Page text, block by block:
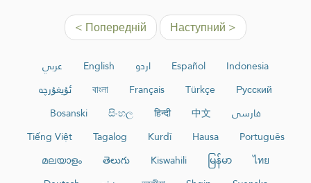
< Попередній Наступний >
عربي English اردو Español
Indonesia
ئۇيغۇرچە
বাংলা Français Türkçe
Русский
Bosanski
සිංහල हिन्दी 中文
فارسی
Tiếng Việt
Tagalog Kurdî Hausa
Português
മലയാളം
తెలుగు Kiswahili မြန်မာ
ไทย